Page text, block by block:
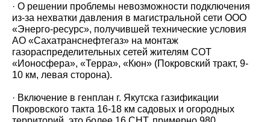
· О решении проблемы невозможности подключения
из-за нехватки давления в магистральной сети ООО
«Энерго-ресурс», получившей технические условия
АО «Сахатранснефтегаз» на монтаж
газораспределительных сетей жителям СОТ
«Ионосфера», «Терра», «Кюн» (Покровский тракт, 9-
10 км, левая сторона).
· Включение в генплан г. Якутска газификации
Покровского такта 16-18 км садовых и огородных